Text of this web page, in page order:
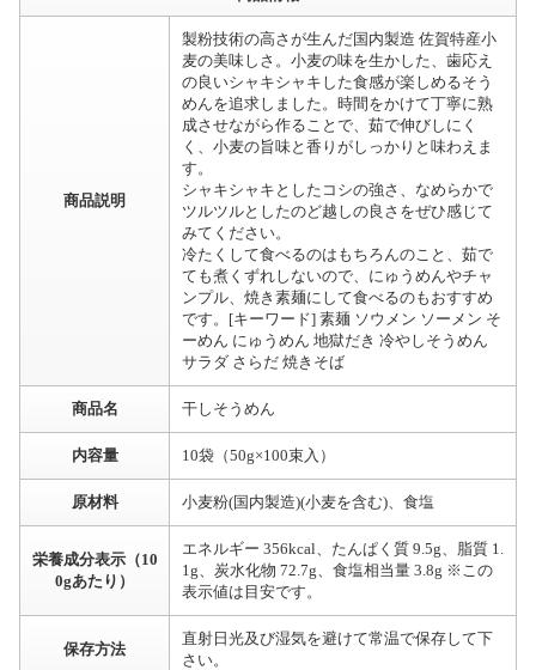
商品説明
製粉技術の高さが生んだ国内製造 佐賀特産小
麦の美味しさ。小麦の味を生かした、歯応え
の良いシャキシャキした食感が楽しめるそう
めんを追求しました。時間をかけて丁寧に熟
成させながら作ることで、茹で伸びしにく
く、小麦の旨味と香りがしっかりと味わえま
す。
シャキシャキとしたコシの強さ、なめらかで
ツルツルとしたのど越しの良さをぜひ感じて
みてください。
冷たくして食べるのはもちろんのこと、茹で
ても煮くずれしないので、にゅうめんやチャ
ンプル、焼き素麺にして食べるのもおすすめ
です。[キーワード] 素麺 ソウメン ソーメン そ
ーめん にゅうめん 地獄だき 冷やしそうめん
サラダ さらだ 焼きそば
商品名 干しそうめん
内容量 10袋（50g×100束入）
原材料 小麦粉(国内製造)(小麦を含む)、食塩
栄養成分表示（10
0gあたり）
エネルギー 356kcal、たんぱく質 9.5g、脂質 1.
1g、炭水化物 72.7g、食塩相当量 3.8g ※この
表示値は目安です。
保存方法
直射日光及び湿気を避けて常温で保存して下
さい。